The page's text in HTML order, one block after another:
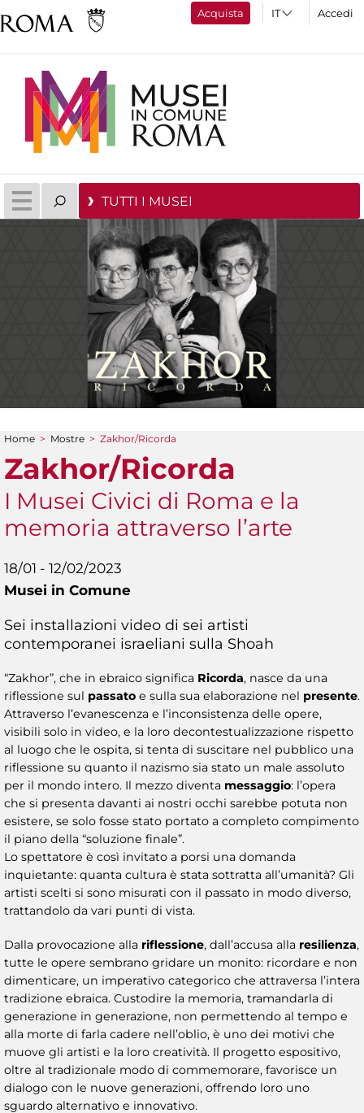
Acquista Accedi
TUTTI I MUSEI
Tu sei qui
Home > Mostre > Zakhor/Ricorda
Zakhor/Ricorda
I Musei Civici di Roma e la
memoria attraverso l’arte
18/01 - 12/02/2023
Musei in Comune
Sei installazioni video di sei artisti
contemporanei israeliani sulla Shoah
“Zakhor”, che in ebraico significa Ricorda, nasce da una
riflessione sul passato e sulla sua elaborazione nel presente.
Attraverso l’evanescenza e l’inconsistenza delle opere,
visibili solo in video, e la loro decontestualizzazione rispetto
al luogo che le ospita, si tenta di suscitare nel pubblico una
riflessione su quanto il nazismo sia stato un male assoluto
per il mondo intero. Il mezzo diventa messaggio: l’opera
che si presenta davanti ai nostri occhi sarebbe potuta non
esistere, se solo fosse stato portato a completo compimento
il piano della “soluzione finale”.
Lo spettatore è così invitato a porsi una domanda
inquietante: quanta cultura è stata sottratta all’umanità? Gli
artisti scelti si sono misurati con il passato in modo diverso,
trattandolo da vari punti di vista.
Dalla provocazione alla riflessione, dall’accusa alla resilienza,
tutte le opere sembrano gridare un monito: ricordare e non
dimenticare, un imperativo categorico che attraversa l’intera
tradizione ebraica. Custodire la memoria, tramandarla di
generazione in generazione, non permettendo al tempo e
alla morte di farla cadere nell’oblio, è uno dei motivi che
muove gli artisti e la loro creatività. Il progetto espositivo,
oltre al tradizionale modo di commemorare, favorisce un
dialogo con le nuove generazioni, offrendo loro uno
sguardo alternativo e innovativo.